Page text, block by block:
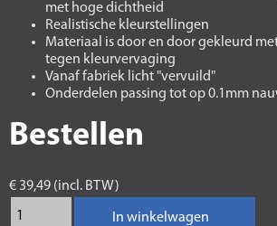
met hoge dichtheid
Realistische kleurstellingen
Materiaal is door en door gekleurd
tegen kleurvervaging
Vanaf fabriek licht "vervuild"
Onderdelen passing tot op 0.1mm
Bestellen
€ 39,49 (incl. BTW)
In winkelwagen